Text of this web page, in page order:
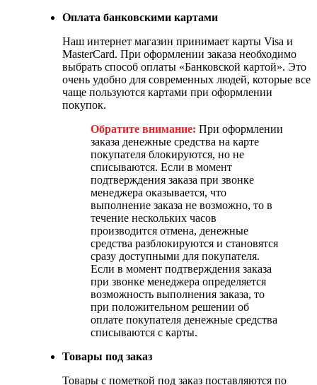
Оплата банковскими картами
Наш интернет магазин принимает карты Visa и
MasterCard. При оформлении заказа необходимо
выбрать способ оплаты «Банковской картой». Это
очень удобно для современных людей, которые все
чаще пользуются картами при оформлении
покупок.
Обратите внимание: При оформлении
заказа денежные средства на карте
покупателя блокируются, но не
списываются. Если в момент
подтверждения заказа при звонке
менеджера оказывается, что
выполнение заказа не возможно, то в
течение нескольких часов
производится отмена, денежные
средства разблокируются и становятся
сразу доступными для покупателя.
Если в момент подтверждения заказа
при звонке менеджера определяется
возможность выполнения заказа, то
при положительном решении об
оплате покупателя денежные средства
списываются с карты.
Товары под заказ
Товары с пометкой под заказ поставляются по